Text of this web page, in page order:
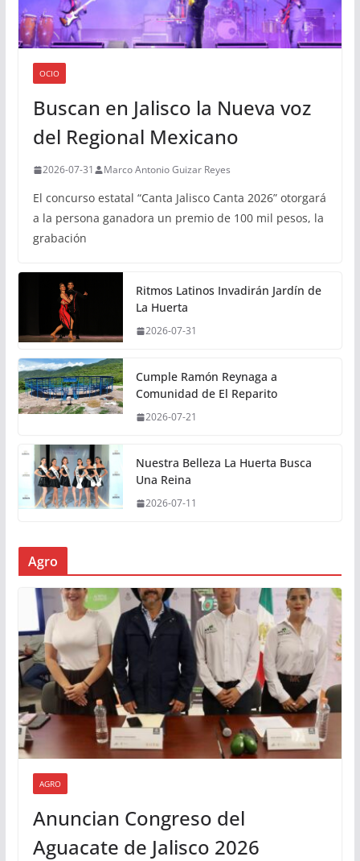
OCIO
Buscan en Jalisco la Nueva voz
del Regional Mexicano
2026-07-31 Marco Antonio Guizar Reyes
El concurso estatal “Canta Jalisco Canta 2026” otorgará
a la persona ganadora un premio de 100 mil pesos, la
grabación
Ritmos Latinos Invadirán Jardín de
La Huerta
2026-07-31
Cumple Ramón Reynaga a
Comunidad de El Reparito
2026-07-21
Nuestra Belleza La Huerta Busca
Una Reina
2026-07-11
Agro
AGRO
Anuncian Congreso del
Aguacate de Jalisco 2026